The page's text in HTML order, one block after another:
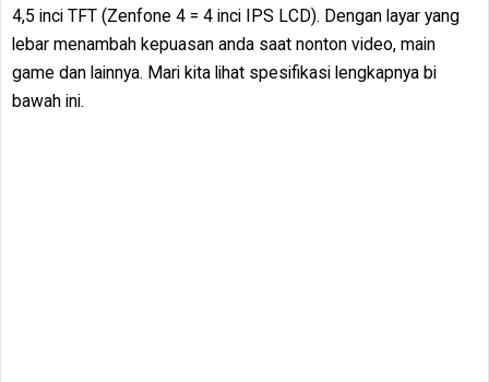
4,5 inci TFT (Zenfone 4 = 4 inci IPS LCD). Dengan layar yang
lebar menambah kepuasan anda saat nonton video, main
game dan lainnya. Mari kita lihat spesifikasi lengkapnya bi
bawah ini.